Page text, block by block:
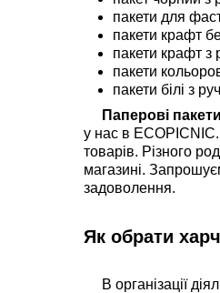
пакети для
пакети крафт
пакети крафт з
пакети
пакети білі з
Паперові
у нас в
товарів. Різного
магазині.
задоволення.
Як обрати
В організації